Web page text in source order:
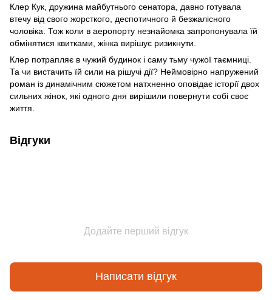
Клер Кук, дружина майбутнього сенатора, давно готувала
втечу від свого жорсткого, деспотичного й безжалісного
чоловіка. Тож коли в аеропорту незнайомка запропонувала їй
обмінятися квитками, жінка вирішує ризикнути.
Клер потрапляє в чужий будинок і саму тьму чужої таємниці.
Та чи вистачить їй сили на рішучі дії? Неймовірно напружений
роман із динамічним сюжетом натхненно оповідає історії двох
сильних жінок, які одного дня вирішили повернути собі своє
життя.
Відгуки
Додайте перший відгук
Написати відгук